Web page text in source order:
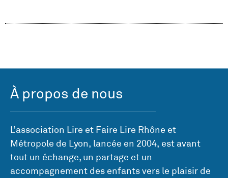
À propos de nous
L’association Lire et Faire Lire Rhône et
Métropole de Lyon, lancée en 2004, est avant
tout un échange, un partage et un
accompagnement des enfants vers le plaisir de